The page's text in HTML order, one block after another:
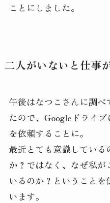
ことにしました。
二人がいないと仕事
午後はなつこさんに調べ
たので、Googleドライ
を依頼することに。
最近とても意識してい
か？ではなく、なぜ私
いるのか？ということ
います。